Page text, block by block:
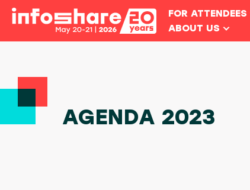
FOR ATTENDEES
ABOUT US
AGENDA 2023